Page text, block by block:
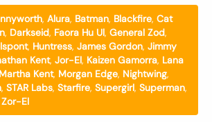
, Alura, Batman, Blackfire, Cat
, Darkseid, Faora Hu Ul, General Zod,
, Huntress, James Gordon, Jimmy
Kent, Jor-El, Kaizen Gamorra, Lana
Martha Kent, Morgan Edge, Nightwing,
, STAR Labs, Starfire, Supergirl, Superman,
Zor-El